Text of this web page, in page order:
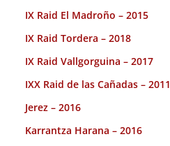
IX Raid El Madroño – 2015
IX Raid Tordera – 2018
IX Raid Vallgorguina – 2017
IXX Raid de las Cañadas – 2011
Jerez – 2016
Karrantza Harana – 2016